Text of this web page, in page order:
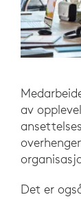
av
Det er